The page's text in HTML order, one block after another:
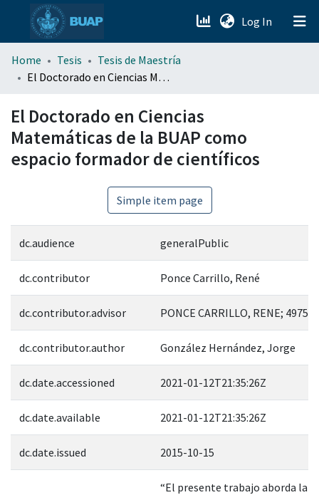
Log In (current)
menu.section.about_menu
Home Tesis
Tesis de Maestría
El Doctorado en Ciencias Matemáticas de la BUAP como espacio formador de científicos
El Doctorado en Ciencias
Matemáticas de la BUAP como
espacio formador de científicos
Simple item page
dc.audience generalPublic
dc.contributor Ponce Carrillo, René
dc.contributor.advisor PONCE CARRILLO, RENE; 497552
dc.contributor.author González Hernández, Jorge
dc.date.accessioned 2021-01-12T21:35:26Z
dc.date.available 2021-01-12T21:35:26Z
dc.date.issued 2015-10-15
“El presente trabajo aborda la